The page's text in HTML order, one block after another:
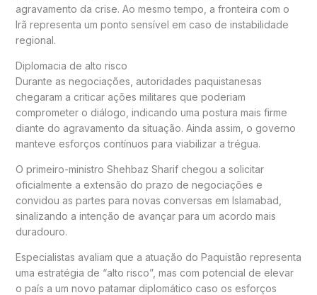
agravamento da crise. Ao mesmo tempo, a fronteira com o
Irã representa um ponto sensível em caso de instabilidade
regional.
Diplomacia de alto risco
Durante as negociações, autoridades paquistanesas
chegaram a criticar ações militares que poderiam
comprometer o diálogo, indicando uma postura mais firme
diante do agravamento da situação. Ainda assim, o governo
manteve esforços contínuos para viabilizar a trégua.
O primeiro-ministro Shehbaz Sharifchegou a solicitar
oficialmente a extensão do prazo de negociações e
convidou as partes para novas conversas em Islamabad,
sinalizando a intenção de avançar para um acordo mais
duradouro.
Especialistas avaliam que a atuação do Paquistão representa
uma estratégia de “alto risco”, mas com potencial de elevar
o país a um novo patamar diplomático caso os esforços